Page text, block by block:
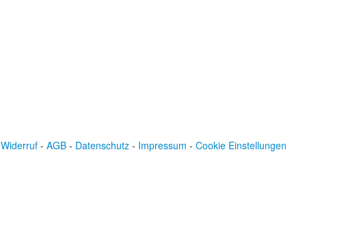
Widerruf - AGB - Datenschutz - Impressum - Cookie Einstellungen